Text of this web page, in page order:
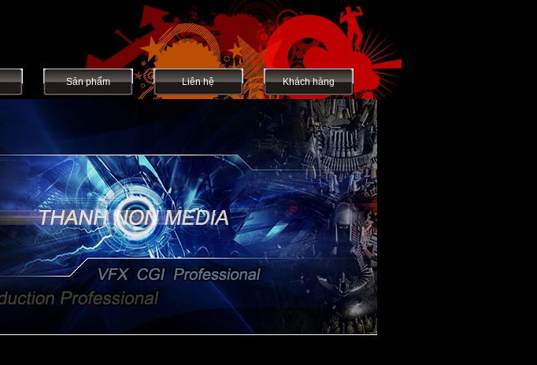
Sản phẩm Liên hệ Khách hàng